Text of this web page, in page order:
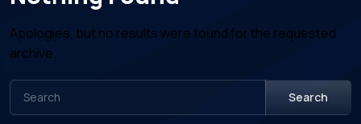
Apologies, but no results were found for the requested
archive.
Search